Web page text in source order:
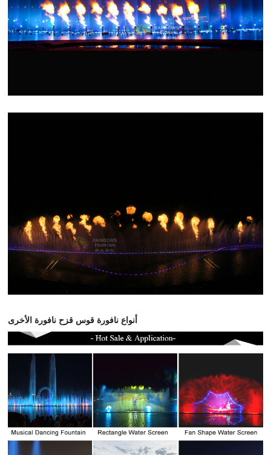
أنواع نافورة قوس قزح نافورة الأخرى